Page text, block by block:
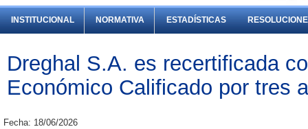
INSTITUCIONAL NORMATIVA ESTADÍSTICAS
Dreghal S.A. es recertificada
Económico Calificado por tres
Fecha: 18/06/2026